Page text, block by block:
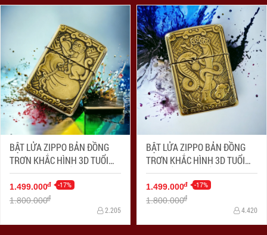
BẬT LỬA ZIPPO BẢN ĐỒNG
TRƠN KHẮC HÌNH 3D TUỔI
CON KHỈ SIÊU SẮC NÉT
1.499.000đ -17%
1.800.000đ
2.205
BẬT LỬA ZIPPO BẢN ĐỒNG
TRƠN KHẮC HÌNH 3D TUỔI
CON RẮN SIÊU SẮC NÉT
1.499.000đ -17%
1.800.000đ
4.420